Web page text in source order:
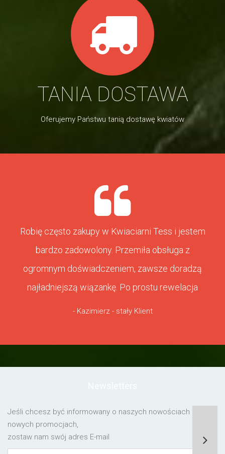
TANIA DOSTAWA
Oferujemy Państwu tanią dostawę kwiatów
Robię często zakupy w Kwiaciarni Tess i jestem
bardzo zadowolony. Przemiła obsługa z
ogromnym doświadczeniem, zawsze doradzą
najładniejszą wiązankę. Po prostu rewelacja
- Kazimierz - stały Klient
Jeśli chcesz być informowany o naszych nowościach lub o
nowych promocjach,
zostaw nam swój adres E-mail